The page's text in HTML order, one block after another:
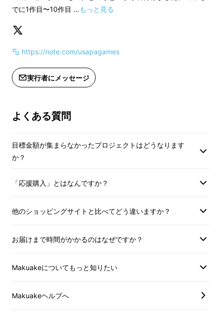
流通となりました。この機会を
ル！論理的な思考を遊びなが
カードを2列に並べる事で、敵を倒したり、味
・定価1500円＋送
でに1作目〜10作目 …もっと見る
https://note.com/usapagames
実行者にメッセージ
よくある質問
目標金額が集まらなかったプロジェクトはどうなります
か？
「応援購入」とはなんですか？
他のショッピングサイトと比べてどう違いますか？
お届けまで時間がかかるのはなぜですか？
Makuakeについてもっと知りたい
Makuakeヘルプへ